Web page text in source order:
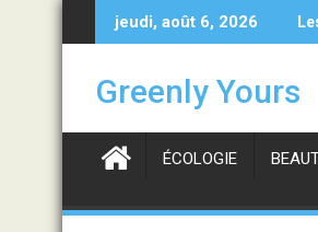
to
jeudi, août 6, 2026
avantages des pulls en cachemire haut
Greenly Yours
ÉCOLOGIE